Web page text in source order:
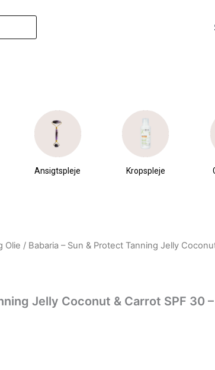
Ansigtspleje Kropspleje
Olie / Babaria – Sun & Protect Tanning Jelly
Jelly Coconut & Carrot SPF 30